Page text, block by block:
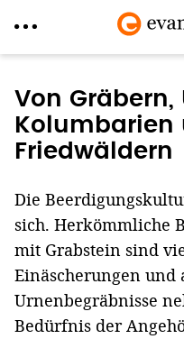
zum
Inhalt
Von Gräbern,
Kolumbarien
Friedwäldern
Die
sich. Herkömmliche
mit Grabstein sind
Einäscherungen und
Urnenbegräbnisse
Bedürfnis der